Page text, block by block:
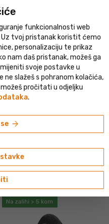
trgovina s više od 1 500
person menu
search shopping_cart
navigate_next Vanjske gumenavigate_next Gradske i
VANJSKE GUME
veličina, najčešće
mogu se naći na dječjim
gradskim, mini ili sklopivim
i tačkama. U ovoj
dimenzija,
vožnja po asfaltiranim
Na zalihi > 5 kom
funkcionalnosti web
tvoj pristanak koristit ćemo
personalizaciju te prikaz
nam daš pristanak, možeš ga
svoje postavke u
ne slažeš s pohranom kolačića,
pročitati u odjeljku
.
arrow_forward